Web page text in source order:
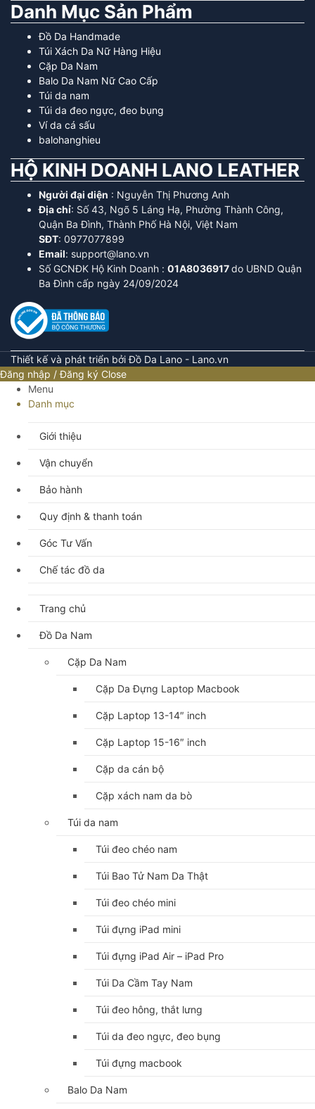
Danh Mục Sản Phẩm
Đồ Da Handmade
Túi Xách Da Nữ Hàng Hiệu
Cặp Da Nam
Balo Da Nam Nữ Cao Cấp
Túi da nam
Túi da đeo ngực, đeo bụng
Ví da cá sấu
balohanghieu
HỘ KINH DOANH LANO LEATHER
Người đại diện : Nguyễn Thị Phương Anh
Địa chỉ: Số 43, Ngõ 5 Láng Hạ, Phường Thành Công,
Quận Ba Đình, Thành Phố Hà Nội, Việt Nam
SĐT: 0977077899
Email: support@lano.vn
Số GCNĐK Hộ Kinh Doanh : 01A8036917do UBND Quận
Ba Đình cấp ngày 24/09/2024
Thiết kế và phát triển bởi Đồ Da Lano - Lano.vn
Đăng nhập / Đăng ký Close
Menu
Danh mục
Giới thiệu
Vận chuyển
Bảo hành
Quy định & thanh toán
Góc Tư Vấn
Chế tác đồ da
Trang chủ
Đồ Da Nam
Cặp Da Nam
Cặp Da Đựng Laptop Macbook
Cặp Laptop 13-14″ inch
Cặp Laptop 15-16″ inch
Cặp da cán bộ
Cặp xách nam da bò
Túi da nam
Túi đeo chéo nam
Túi Bao Tử Nam Da Thật
Túi đeo chéo mini
Túi đựng iPad mini
Túi đựng iPad Air – iPad Pro
Túi Da Cầm Tay Nam
Túi đeo hông, thắt lưng
Túi da đeo ngực, đeo bụng
Túi đựng macbook
Balo Da Nam